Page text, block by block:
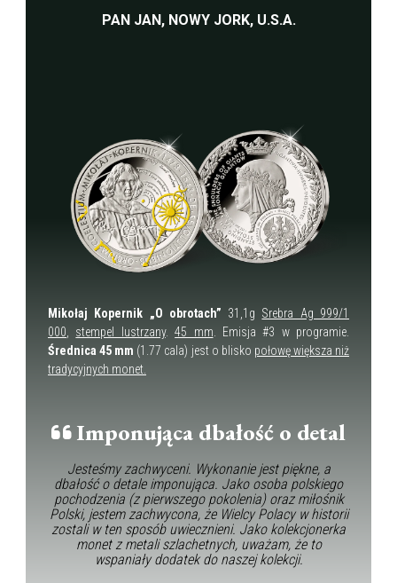
PAN JAN, NOWY JORK, U.S.A.
Mikołaj Kopernik „O obrotach” 31,1g Srebra Ag 999/1
000, stempel lustrzany.45 mm. Emisja #3 w programie.
Średnica 45 mm (1.77 cala) jest o blisko połowę większa niż
tradycyjnych monet.
Imponująca dbałość o detal
Jesteśmy zachwyceni. Wykonanie jest piękne, a
dbałość o detale imponująca. Jako osoba polskiego
pochodzenia (z pierwszego pokolenia) oraz miłośnik
Polski, jestem zachwycona, że Wielcy Polacy w historii
zostali w ten sposób uwiecznieni. Jako kolekcjonerka
monet z metali szlachetnych, uważam, że to
wspaniały dodatek do naszej kolekcji.